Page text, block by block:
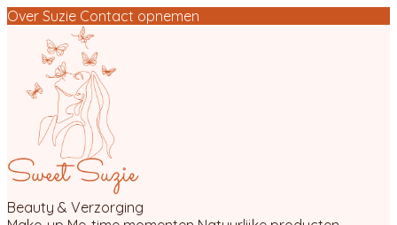
Over Suzie Contact opnemen
Beauty & Verzorging